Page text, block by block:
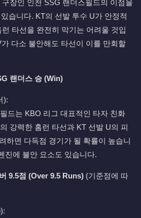
장인 인천 SSG 랜더스필드의 이점을
습니다. KT의 선발 투수 U가 안정적
타선을 완전히 막기는 어려울 것입
다소 불안해도 타선이 이를 만회할
랜더스 승 (Win)
):
드는 KBO 리그 대표적인 타자 친화
강력한 홈런 타선과 KT 선발 U의 피
하면 다득점 경기가 될 확률이 높습니
진에 불안 요소도 있습니다.
9.5점 (Over 9.5 Runs) (기준점에 따